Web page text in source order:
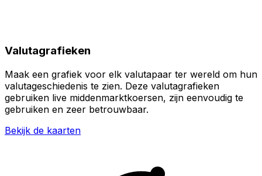
Valutagrafieken
Maak een grafiek voor elk valutapaar ter wereld om hun
valutageschiedenis te zien. Deze valutagrafieken
gebruiken live middenmarktkoersen, zijn eenvoudig te
gebruiken en zeer betrouwbaar.
Bekijk de kaarten